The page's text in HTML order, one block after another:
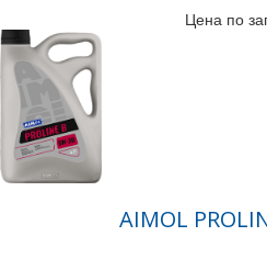
Цена по
AIMOL